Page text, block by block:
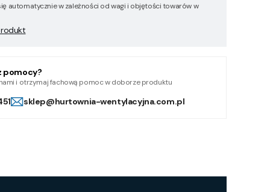
automatycznie w zależności od wagi i objętości towarów w
pomocy?
i otrzymaj fachową pomoc w doborze produktu
sklep@hurtownia-wentylacyjna.com.pl